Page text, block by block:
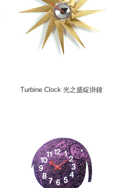
Turbine Clock 光之盛綻掛鐘